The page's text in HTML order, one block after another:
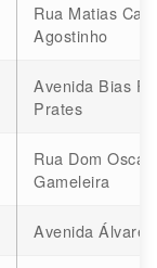
Rua Matias
Agostinho
Avenida Bias
Prates
Rua Dom
Gameleira
Avenida